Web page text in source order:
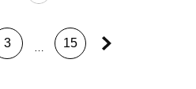
3 15